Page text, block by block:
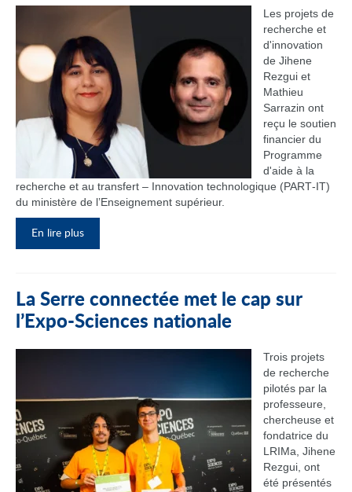
Les projets de
recherche et
d'innovation
de Jihene
Rezgui et
Mathieu
Sarrazin ont
reçu le soutien
financier du
Programme
d'aide à la
recherche et au transfert – Innovation technologique (PART‑IT)
du ministère de l’Enseignement supérieur.
En lire plus
La Serre connectée met le cap sur
l’Expo-Sciences nationale
Trois projets
de recherche
pilotés par la
professeure,
chercheuse et
fondatrice du
LRIMa, Jihene
Rezgui, ont
été présentés